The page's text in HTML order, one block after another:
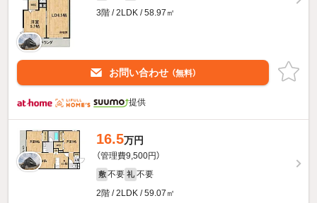
3階 / 2LDK / 58.97㎡
お問い合わせ （無料）
提供
16.5万円
（管理費9,500円）
敷 不要 礼 不要
2階 / 2LDK / 59.07㎡